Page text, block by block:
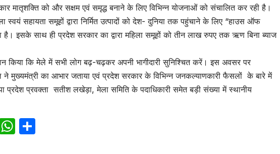
मातृशक्ति को और सक्षम एवं समृद्ध बनाने के लिए विभिन्न योजनाओं को संचालित कर रही है।
स्वयं सहायता समूहों द्वारा निर्मित उत्पादों को देश- दुनिया तक पहुंचाने के लिए “हाउस ऑफ
है। इसके साथ ही प्रदेश सरकार का द्वारा महिला समूहों को तीन लाख रुपए तक ऋण बिना ब्याज
किया कि मेले में सभी लोग बढ़-चढ़कर अपनी भागीदारी सुनिश्चित करें। इस अवसर पर
ने मुख्यमंत्री का आभार जताया एवं प्रदेश सरकार के विभिन्न जनकल्याणकारी फैसलों के बारे में
प्रदेश प्रवक्ता सतीश लखेड़ा, मेला समिति के पदाधिकारी समेत बड़ी संख्या में स्थानीय
WhatsApp